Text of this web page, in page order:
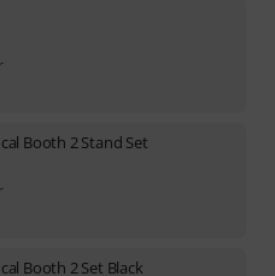
Booth 2 Stand Set
Booth 2 Set Black